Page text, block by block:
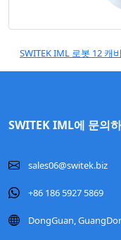
SWITEK IML 로봇 12 캐
SWITEK IML에 문의
sales06@switek.biz
+86 186 5927 5869
DongGuan,